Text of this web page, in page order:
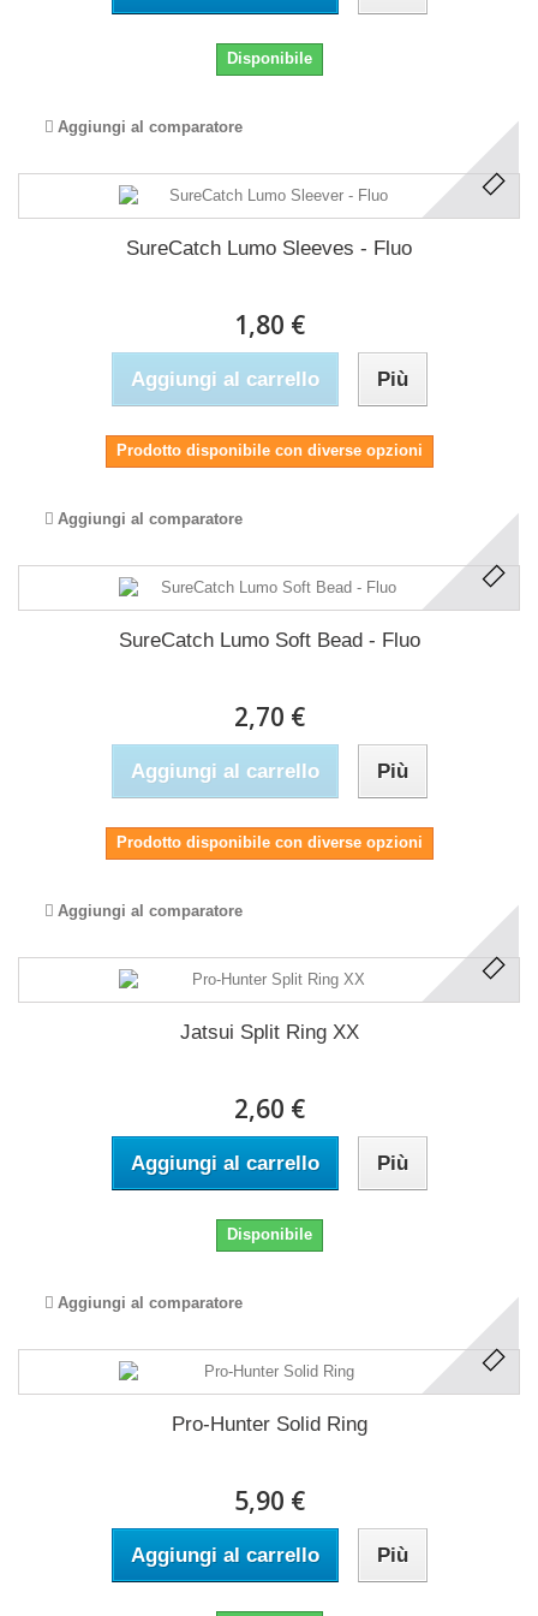
Disponibile
Aggiungi al comparatore
SureCatch Lumo Sleeves - Fluo
1,80 €
Aggiungi al carrello Più
Prodotto disponibile con diverse opzioni
Aggiungi al comparatore
SureCatch Lumo Soft Bead - Fluo
2,70 €
Aggiungi al carrello Più
Prodotto disponibile con diverse opzioni
Aggiungi al comparatore
Jatsui Split Ring XX
2,60 €
Aggiungi al carrello Più
Disponibile
Aggiungi al comparatore
Pro-Hunter Solid Ring
5,90 €
Aggiungi al carrello Più